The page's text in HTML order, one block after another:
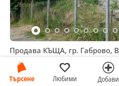
Търсене Любими Добави
Продава КЪЩА, гр. Габрово,
33 000 €
64 542,39 лв
Не се начислява ДДС